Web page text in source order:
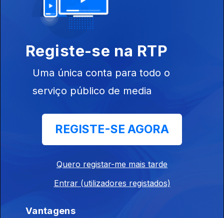
03 out. 2023
Registe-se na RTP
Uma única conta para todo o
serviço público de media
REGISTE-SE AGORA
Quero registar-me mais tarde
Entrar (utilizadores registados)
Vantagens